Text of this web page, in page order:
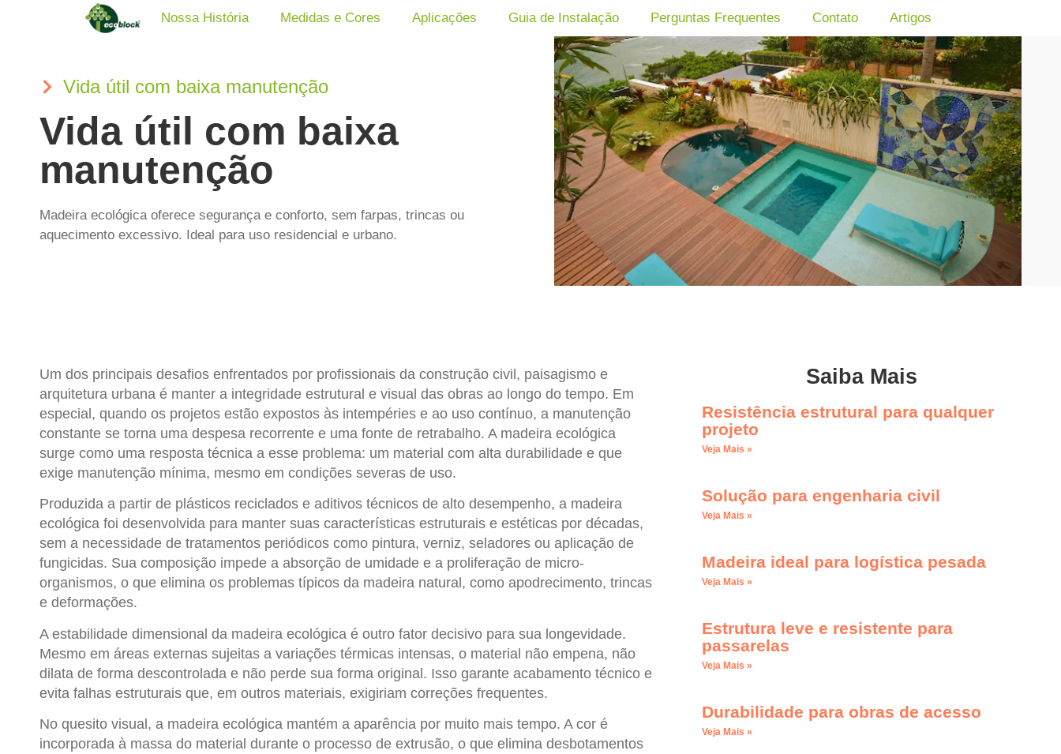
Nossa História Medidas e Cores Aplicações Guia de Instalação Perguntas Frequentes Contato Artigos
Vida útil com baixa manutenção
Vida útil com baixa
manutenção
Madeira ecológica oferece segurança e conforto, sem farpas, trincas ou
aquecimento excessivo. Ideal para uso residencial e urbano.
Um dos principais desafios enfrentados por profissionais da construção civil, paisagismo e
arquitetura urbana é manter a integridade estrutural e visual das obras ao longo do tempo. Em
especial, quando os projetos estão expostos às intempéries e ao uso contínuo, a manutenção
constante se torna uma despesa recorrente e uma fonte de retrabalho. A madeira ecológica
surge como uma resposta técnica a esse problema: um material com alta durabilidade e que
exige manutenção mínima, mesmo em condições severas de uso.
Produzida a partir de plásticos reciclados e aditivos técnicos de alto desempenho, a madeira
ecológica foi desenvolvida para manter suas características estruturais e estéticas por décadas,
sem a necessidade de tratamentos periódicos como pintura, verniz, seladores ou aplicação de
fungicidas. Sua composição impede a absorção de umidade e a proliferação de micro-
organismos, o que elimina os problemas típicos da madeira natural, como apodrecimento, trincas
e deformações.
A estabilidade dimensional da madeira ecológica é outro fator decisivo para sua longevidade.
Mesmo em áreas externas sujeitas a variações térmicas intensas, o material não empena, não
dilata de forma descontrolada e não perde sua forma original. Isso garante acabamento técnico e
evita falhas estruturais que, em outros materiais, exigiriam correções frequentes.
No quesito visual, a madeira ecológica mantém a aparência por muito mais tempo. A cor é
incorporada à massa do material durante o processo de extrusão, o que elimina desbotamentos
Saiba Mais
Resistência estrutural para qualquer
projeto
Veja Mais »
Solução para engenharia civil
Veja Mais »
Madeira ideal para logística pesada
Veja Mais »
Estrutura leve e resistente para
passarelas
Veja Mais »
Durabilidade para obras de acesso
Veja Mais »